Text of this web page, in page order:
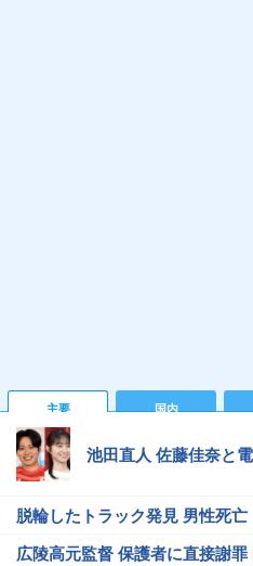
主要 国内
池田直人 佐藤佳奈と
脱輪したトラック発見 男性死亡
広陵高元監督 保護者に直接謝罪